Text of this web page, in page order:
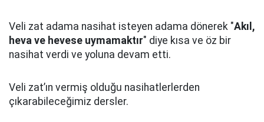
Veli zat adama nasihat isteyen adama dönerek "Akıl,
heva ve hevese uymamaktır" diye kısa ve öz bir
nasihat verdi ve yoluna devam etti.
Veli zat’ın vermiş olduğu nasihatlerlerden
çıkarabileceğimiz dersler.